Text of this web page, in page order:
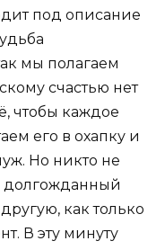
под описание
мы полагаем
счастью нет
чтобы каждое
его в охапку и
Но никто не
долгожданный
как только
В эту минуту